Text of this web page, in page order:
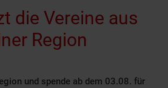
die Vereine aus
Region
und spende ab dem 03.08. für